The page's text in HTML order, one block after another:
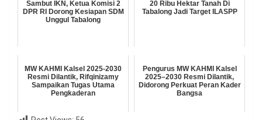
Sambut IKN, Ketua Komisi 2
DPR RI Dorong Kesiapan SDM
Unggul Tabalong
20 Ribu Hektar Tanah Di
Tabalong Jadi Target ILASPP
MW KAHMI Kalsel 2025-2030
Resmi Dilantik, Rifqinizamy
Sampaikan Tugas Utama
Pengkaderan
Pengurus MW KAHMI Kalsel
2025–2030 Resmi Dilantik,
Didorong Perkuat Peran Kader
Bangsa